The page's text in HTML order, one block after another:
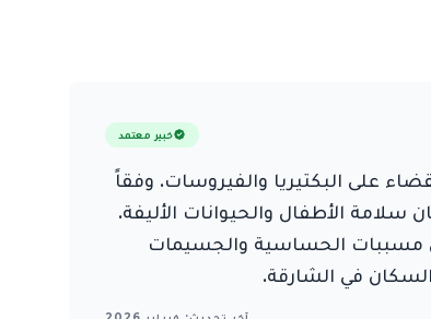
خبير معتمد
في الشارقة بروتوكولات تعقيم متقدمة تحقق نسبة نجاح تبلغ 99.9% في القضاء على البكتيريا والفيروسات. وفقاً
8 بار ومنظفات عضوية معتمدة لضمان سلامة الأطفال والحيوانات الأليفة.
العميق الاحترافي مسببات الحساسية والجسيمات